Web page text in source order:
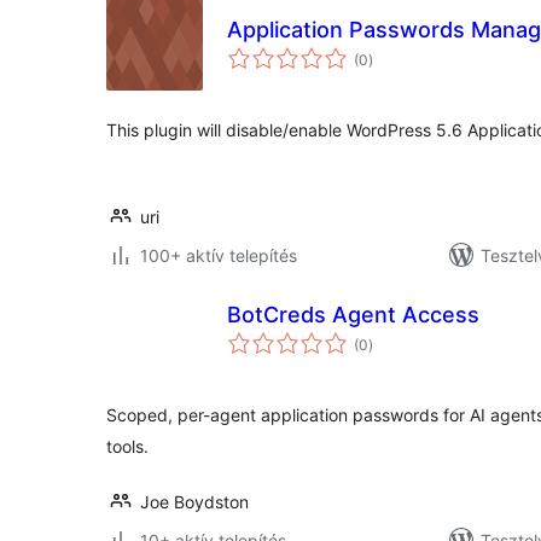
Application Passwords
(0értékelés
összesen
)
This plugin will disable/enable WordPress 5.6
uri
100+ aktív telepítés
BotCreds Agent Access
(0értékelés
összesen
)
Scoped, per-agent application passwords for AI
tools.
Joe Boydston